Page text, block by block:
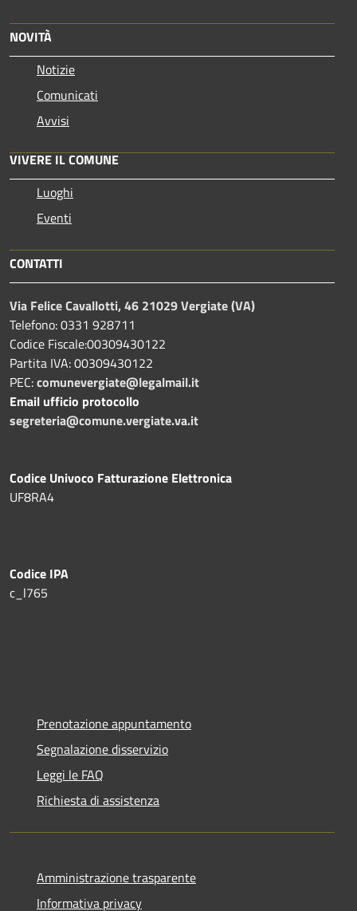
NOVITÀ
Notizie
Comunicati
Avvisi
VIVERE IL COMUNE
Luoghi
Eventi
CONTATTI
Via Felice Cavallotti, 46 21029 Vergiate (VA)
Telefono: 0331 928711
Codice Fiscale:00309430122
Partita IVA: 00309430122
PEC:comunevergiate@legalmail.it
Email ufficio protocollo
segreteria@comune.vergiate.va.it
Codice Univoco Fatturazione Elettronica
UF8RA4
Codice IPA
c_l765
Prenotazione appuntamento
Segnalazione disservizio
Leggi le FAQ
Richiesta di assistenza
Amministrazione trasparente
Informativa privacy